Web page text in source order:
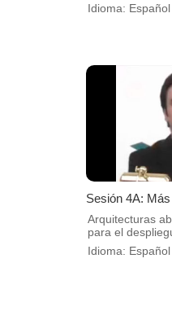
Idioma: Español
Sesión 4A:
Arquitecturas
para el
Idioma: Español